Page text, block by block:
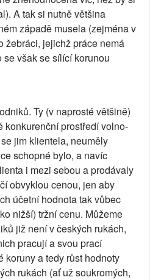
A tak si nutně většina
západě musela (zejména v
žebráci, jejichž práce nemá
však se sílící korunou
Ty (v naprosté většině)
konkurenční prostředí volno-
jim klientela, neuměly
schopné bylo, a navíc
i mezi sebou a prodávaly
obvyklou cenou, jen aby
účetní hodnota tak vůbec
nižší) tržní cenu. Můžeme
již není v českých rukách,
pracují a svou prací
koruny a tedy růst hodnoty
rukách (ať už soukromých,